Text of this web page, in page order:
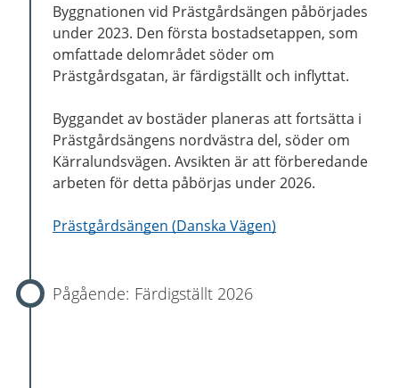
Byggnationen vid Prästgårdsängen påbörjades
under 2023. Den första bostadsetappen, som
omfattade delområdet söder om
Prästgårdsgatan, är färdigställt och inflyttat.
Byggandet av bostäder planeras att fortsätta i
Prästgårdsängens nordvästra del, söder om
Kärralundsvägen. Avsikten är att förberedande
arbeten för detta påbörjas under 2026.
Prästgårdsängen (Danska Vägen)
Färdigställt 2026